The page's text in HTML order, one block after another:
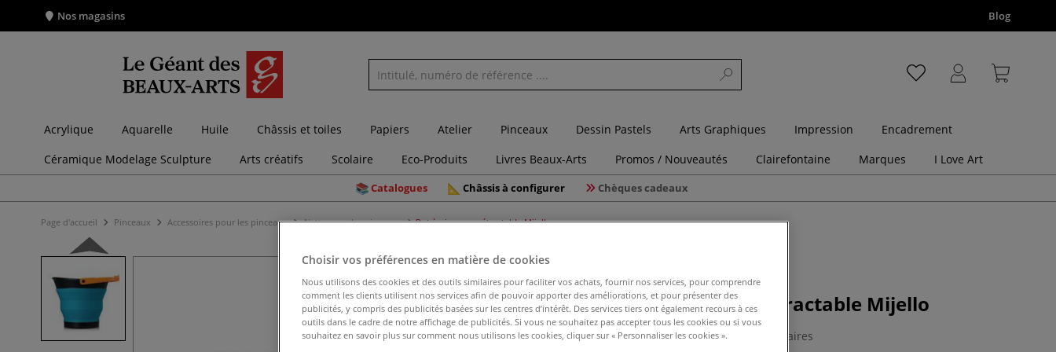
Nos magasins Blog
Acrylique Aquarelle Huile Châssis et toiles Papiers Atelier Pinceaux Dessin Pastels Arts Graphiques Impression
Encadrement
Céramique Modelage Sculpture
Arts créatifs Scolaire Eco-Produits Livres Beaux-Arts Promos / Nouveautés Clairefontaine Marques I Love Art
Catalogues Châssis à configurer Chèques cadeaux
Page d'accueil Pinceaux Accessoires pour les pinceaux Nettoyage des pinceaux Pot à pinceaux rétractable Mijello
Pot à pinceaux rétractable Mijello
0 Commentaires
Choisir vos préférences en matière de cookies
Nous utilisons des cookies et des outils similaires pour faciliter vos achats, fournir nos services, pour comprendre
comment les clients utilisent nos services afin de pouvoir apporter des améliorations, et pour présenter des
publicités, y compris des publicités basées sur les centres d’intérêt. Des services tiers ont également recours à ces
outils dans le cadre de notre affichage de publicités. Si vous ne souhaitez pas accepter tous les cookies ou si vous
souhaitez en savoir plus sur comment nous utilisons les cookies, cliquer sur « Personnaliser les cookies ».